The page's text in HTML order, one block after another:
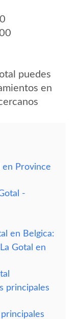
puedes
en
en Province
-
en Belgica:
Gotal en
principales